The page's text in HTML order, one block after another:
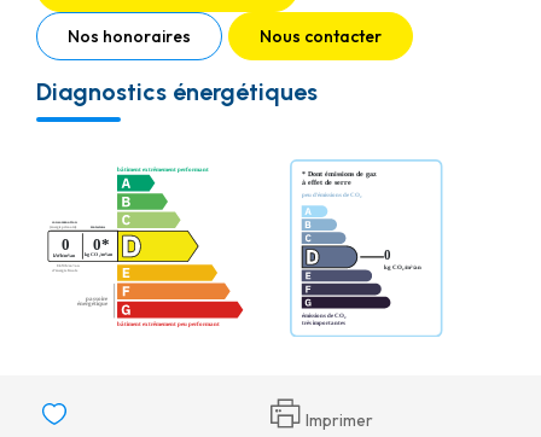
Nos honoraires Nous contacter
Diagnostics énergétiques
Imprimer